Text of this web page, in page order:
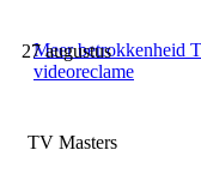
Meer betrokkenheid
videoreclame
27 augustus
TV Masters